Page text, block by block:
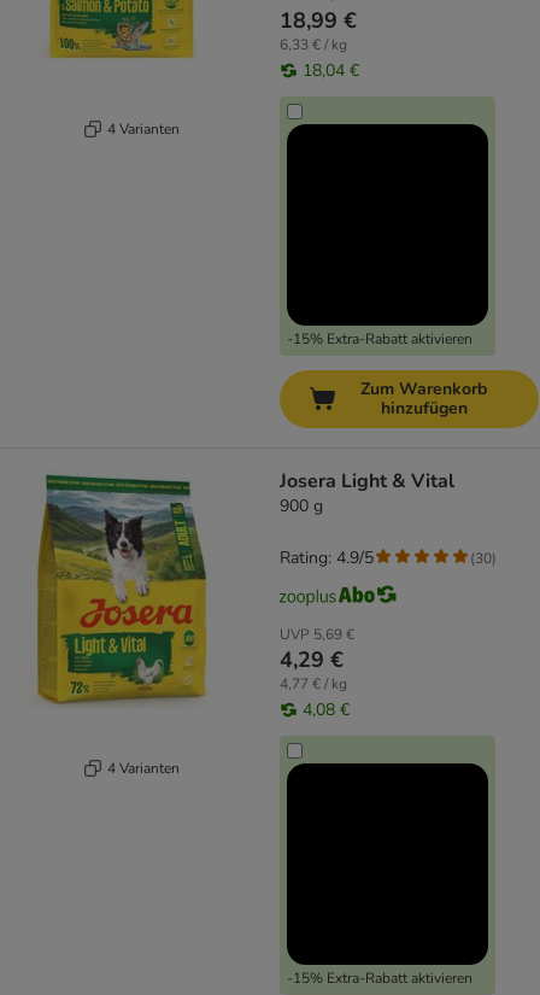
4 Varianten
18,99 €
6,33 € / kg
18,04 €
-15% Extra-Rabatt aktivieren
Zum Warenkorb
hinzufügen
4 Varianten
Josera Light & Vital
900 g
UVP 5,69 €
4,29 €
4,77 € / kg
4,08 €
-15% Extra-Rabatt aktivieren
Rating: 4.9/5 (30)